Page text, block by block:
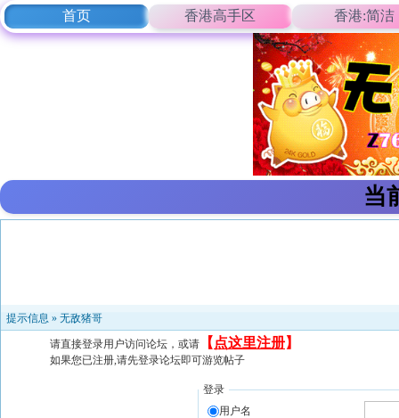
首页 香港高手区 香港:简洁
当
提示信息 » 无敌猪哥
请直接登录用户访问论坛，或请 【 点这里注册】
如果您已注册,请先登录论坛即可游览帖子
登录
用户名